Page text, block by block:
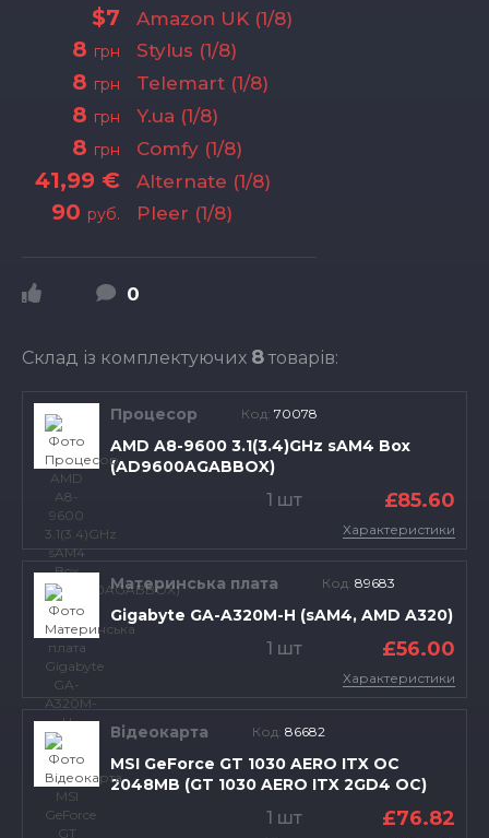
$7 Amazon UK (1/8)
8 грн Stylus (1/8)
8 грн Telemart (1/8)
8 грн Y.ua (1/8)
8 грн Comfy (1/8)
41,99 € Alternate (1/8)
90 руб. Pleer (1/8)
0
Склад із комплектуючих 8товарів:
Процесор Код: 70078
AMD A8-9600 3.1(3.4)GHz sAM4 Box
(AD9600AGABBOX)
1 шт £85.60
Характеристики
Материнська плата Код: 89683
Gigabyte GA-A320M-H (sAM4, AMD A320)
1 шт £56.00
Характеристики
Відеокарта Код: 86682
MSI GeForce GT 1030 AERO ITX OC
2048MB (GT 1030 AERO ITX 2GD4 OC)
1 шт £76.82